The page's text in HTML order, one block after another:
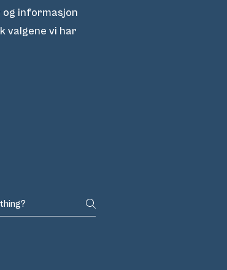
informasjon
valgene vi har